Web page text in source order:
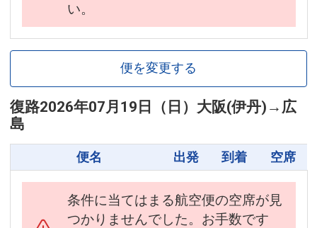
い。
便を変更する
復路2026年07月19日（日） 大阪(伊丹) → 広
島
便名 出発 到着 空席
条件に当てはまる航空便の空席が見
つかりませんでした。お手数です